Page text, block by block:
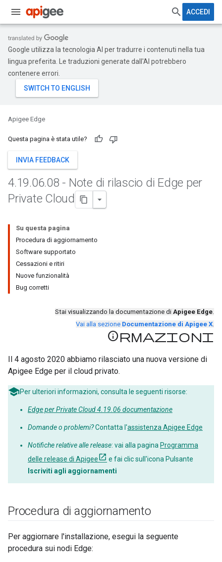
ACCEDI
Google utilizza la tecnologia AI per tradurre i contenuti nella tua
lingua preferita. Le traduzioni generate dall'AI potrebbero
contenere errori.
Apigee Edge
Questa pagina è stata utile?
INVIA FEEDBACK
4.19.06.08 - Note di rilascio di Edge per
Private Cloud
Su questa pagina
Procedura di aggiornamento
Software supportato
Cessazioni e ritiri
Nuove funzionalità
Bug corretti
Stai visualizzando la documentazione di Apigee Edge.
Vai alla sezione Documentazione di Apigee X.
Informazioni
Il 4 agosto 2020 abbiamo rilasciato una nuova versione di
Apigee Edge per il cloud privato.
Per ulteriori informazioni, consulta le seguenti risorse:
Edge per Private Cloud 4.19.06 documentazione
Domande o problemi?Contatta l'assistenza Apigee Edge
Notifiche relative alle release: vai alla pagina Programma
delle release di Apigee
e fai clic sull'icona Pulsante
Iscriviti agli aggiornamenti
Procedura di aggiornamento
Per aggiornare l'installazione, esegui la seguente
procedura sui nodi Edge: